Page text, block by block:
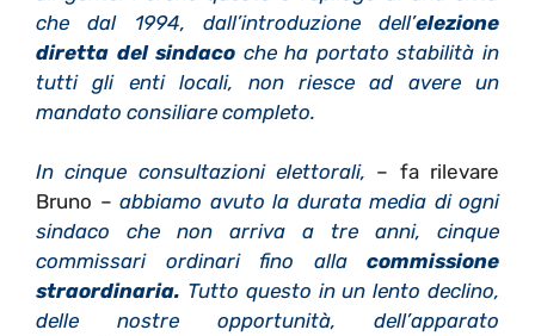
che dal 1994, dall’introduzione dell’elezione
diretta del sindaco che ha portato stabilità in
tutti gli enti locali, non riesce ad avere un
mandato consiliare completo.
In cinque consultazioni elettorali, – fa rilevare
Bruno – abbiamo avuto la durata media di ogni
sindaco che non arriva a tre anni, cinque
commissari ordinari fino alla commissione
straordinaria. Tutto questo in un lento declino,
delle nostre opportunità, dell’apparato